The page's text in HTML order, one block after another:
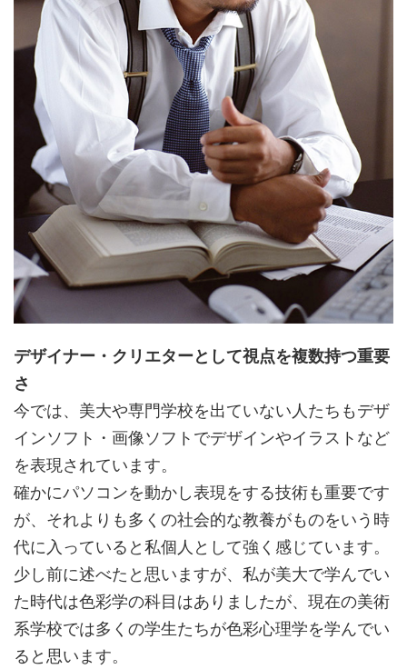
デザイナー・クリエターとして視点を複数持つ重要
さ
今では、美大や専門学校を出ていない人たちもデザ
インソフト・画像ソフトでデザインやイラストなど
を表現されています。
確かにパソコンを動かし表現をする技術も重要です
が、それよりも多くの社会的な教養がものをいう時
代に入っていると私個人として強く感じています。
少し前に述べたと思いますが、私が美大で学んでい
た時代は色彩学の科目はありましたが、現在の美術
系学校では多くの学生たちが色彩心理学を学んでい
ると思います。